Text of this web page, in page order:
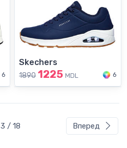
6
Skechers
1890 1225 MDL 6
3 / 18 Вперед